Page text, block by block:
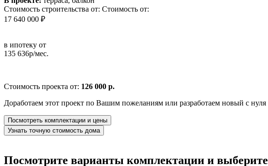
Стоимость строительства от: Стоимость от:
17 640 000 ₽
в ипотеку от
135 636р/мес.
Стоимость проекта от: 126 000 р.
Доработаем этот проект по Вашим пожеланиям или разработаем новый с нуля
Посмотреть комплектации и цены
Узнать точную стоимость дома
Посмотрите варианты комплектации и